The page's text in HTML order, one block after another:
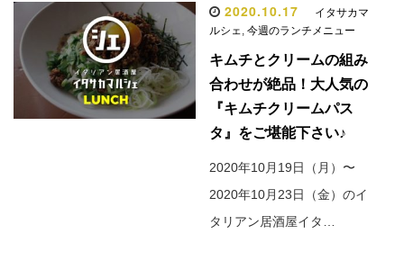
2020.10.17
イタサカマ
ルシェ, 今週のランチメニュー
キムチとクリームの組み
合わせが絶品！大人気の
『キムチクリームパス
タ』をご堪能下さい♪
2020年10月19日（月）〜
2020年10月23日（金）のイ
タリアン居酒屋イタ…